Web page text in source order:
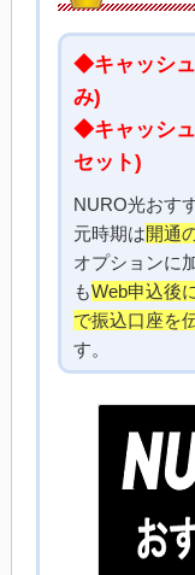
◆キャッシ
み)
◆キャッシ
セット)
NURO光おす
元時期は開通
オプションに
もWeb申込後
で振込口座を
す。